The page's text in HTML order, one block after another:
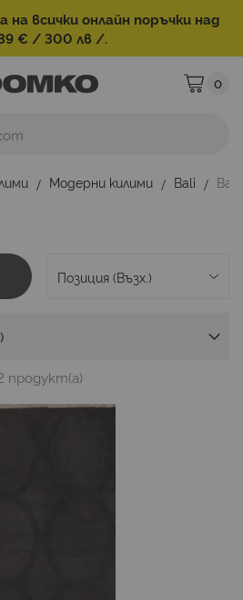
всички онлайн поръчки над
€ / 300 лв /.
Моята
0
Модерни килими Bali
продукт(а)